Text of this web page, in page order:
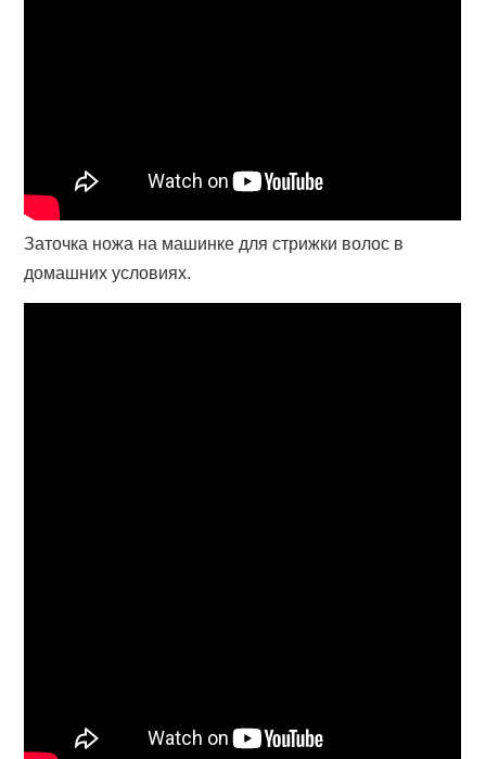
Заточка ножа на машинке для стрижки волос в
домашних условиях.